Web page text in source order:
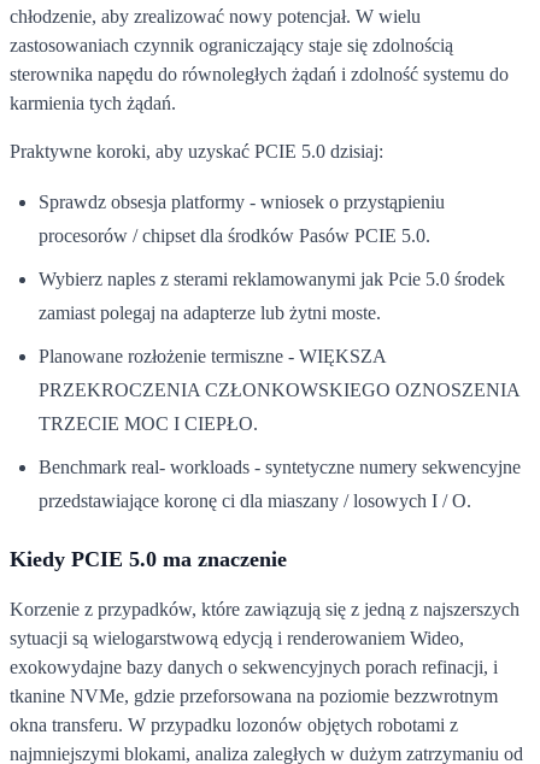
chłodzenie, aby zrealizować nowy potencjał. W wielu
zastosowaniach czynnik ograniczający staje się zdolnością
sterownika napędu do równoległych żądań i zdolność systemu do
karmienia tych żądań.
Praktywne koroki, aby uzyskać PCIE 5.0 dzisiaj:
Sprawdz obsesja platformy - wniosek o przystąpieniu
procesorów / chipset dla środków Pasów PCIE 5.0.
Wybierz naples z sterami reklamowanymi jak Pcie 5.0 środek
zamiast polegaj na adapterze lub żytni moste.
Planowane rozłożenie termiszne - WIĘKSZA
PRZEKROCZENIA CZŁONKOWSKIEGO OZNOSZENIA
TRZECIE MOC I CIEPŁO.
Benchmark real- workloads - syntetyczne numery sekwencyjne
przedstawiające koronę ci dla miaszany / losowych I / O.
Kiedy PCIE 5.0 ma znaczenie
Korzenie z przypadków, które zawiązują się z jedną z najszerszych
sytuacji są wielogarstwową edycją i renderowaniem Wideo,
exokowydajne bazy danych o sekwencyjnych porach refinacji, i
tkanine NVMe, gdzie przeforsowana na poziomie bezzwrotnym
okna transferu. W przypadku lozonów objętych robotami z
najmniejszymi blokami, analiza zaległych w dużym zatrzymaniu od